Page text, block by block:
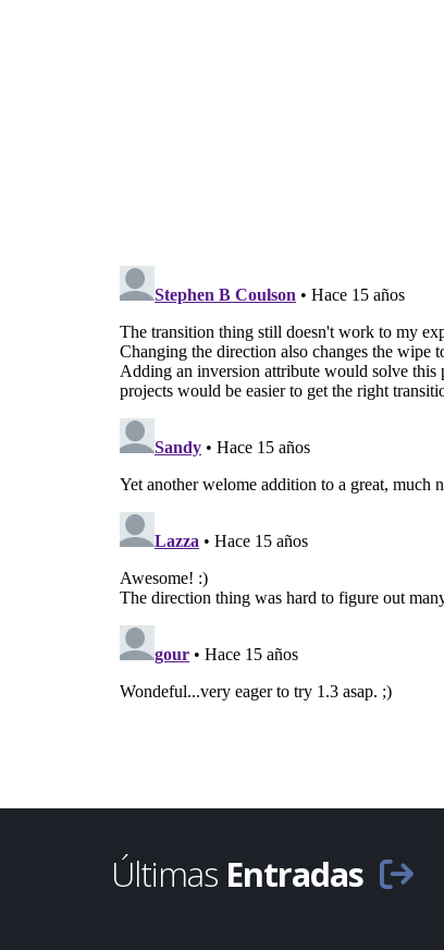
Últimas Entradas